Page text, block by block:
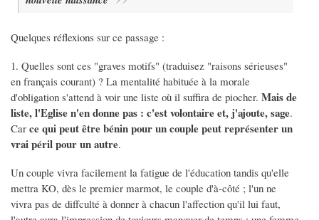
Quelques réflexions sur ce passage :
1. Quelles sont ces "graves motifs" (traduisez "raisons sérieuses"
en français courant) ? La mentalité habituée à la morale
d'obligation s'attend à voir une liste où il suffira de piocher. Mais de
liste, l'Eglise n'en donne pas : c'est volontaire et, j'ajoute, sage.
Car ce qui peut être bénin pour un couple peut représenter un
vrai péril pour un autre.
Un couple vivra facilement la fatigue de l'éducation tandis qu'elle
mettra KO, dès le premier marmot, le couple d'à-côté ; l'un ne
vivra pas de diffculté à donner à chacun l'affection qu'il lui faut,